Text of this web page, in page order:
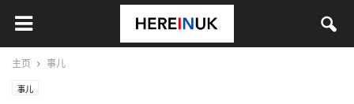
主页 事儿
事儿